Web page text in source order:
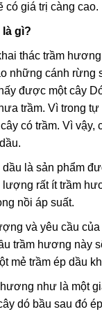
có giá trị càng cao.
là gì?
thác trầm
những cánh rừng
được một cây
trầm. Vì trong
có trầm. Vì vậy,
là sản phẩm
lượng rất ít trầm
nồi áp suất.
và yêu cầu
trầm hương này
mẻ trầm ép dầu
như là một
dó bầu sau đó